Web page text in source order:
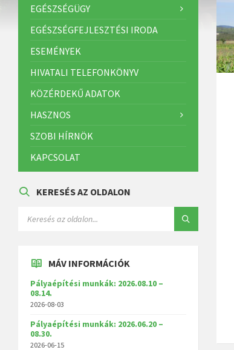
EGÉSZSÉGÜGY
EGÉSZSÉGFEJLESZTÉSI IRODA
ESEMÉNYEK
HIVATALI TELEFONKÖNYV
KÖZÉRDEKŰ ADATOK
HASZNOS
SZOBI HÍRNÖK
KAPCSOLAT
KERESÉS AZ OLDALON
MÁV INFORMÁCIÓK
Pályaépítési munkák: 2026.08.10 –
08.14.
2026-08-03
Pályaépítési munkák: 2026.06.20 –
08.30.
2026-06-15